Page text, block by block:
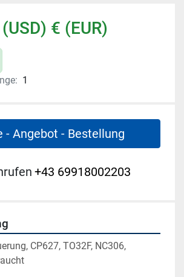
€ (EUR)
1
- Angebot - Bestellung
+43 69918002203
CP627, TO32F, NC306,